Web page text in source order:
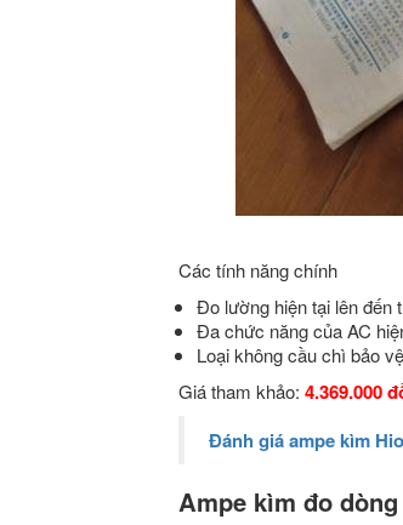
Các tính năng chính
Đo lường hiện tại lên đến
Đa chức năng của AC
Loại không cầu chì bảo
Giá tham khảo: 4.369.000
Đánh giá ampe kìm
Ampe kìm đo